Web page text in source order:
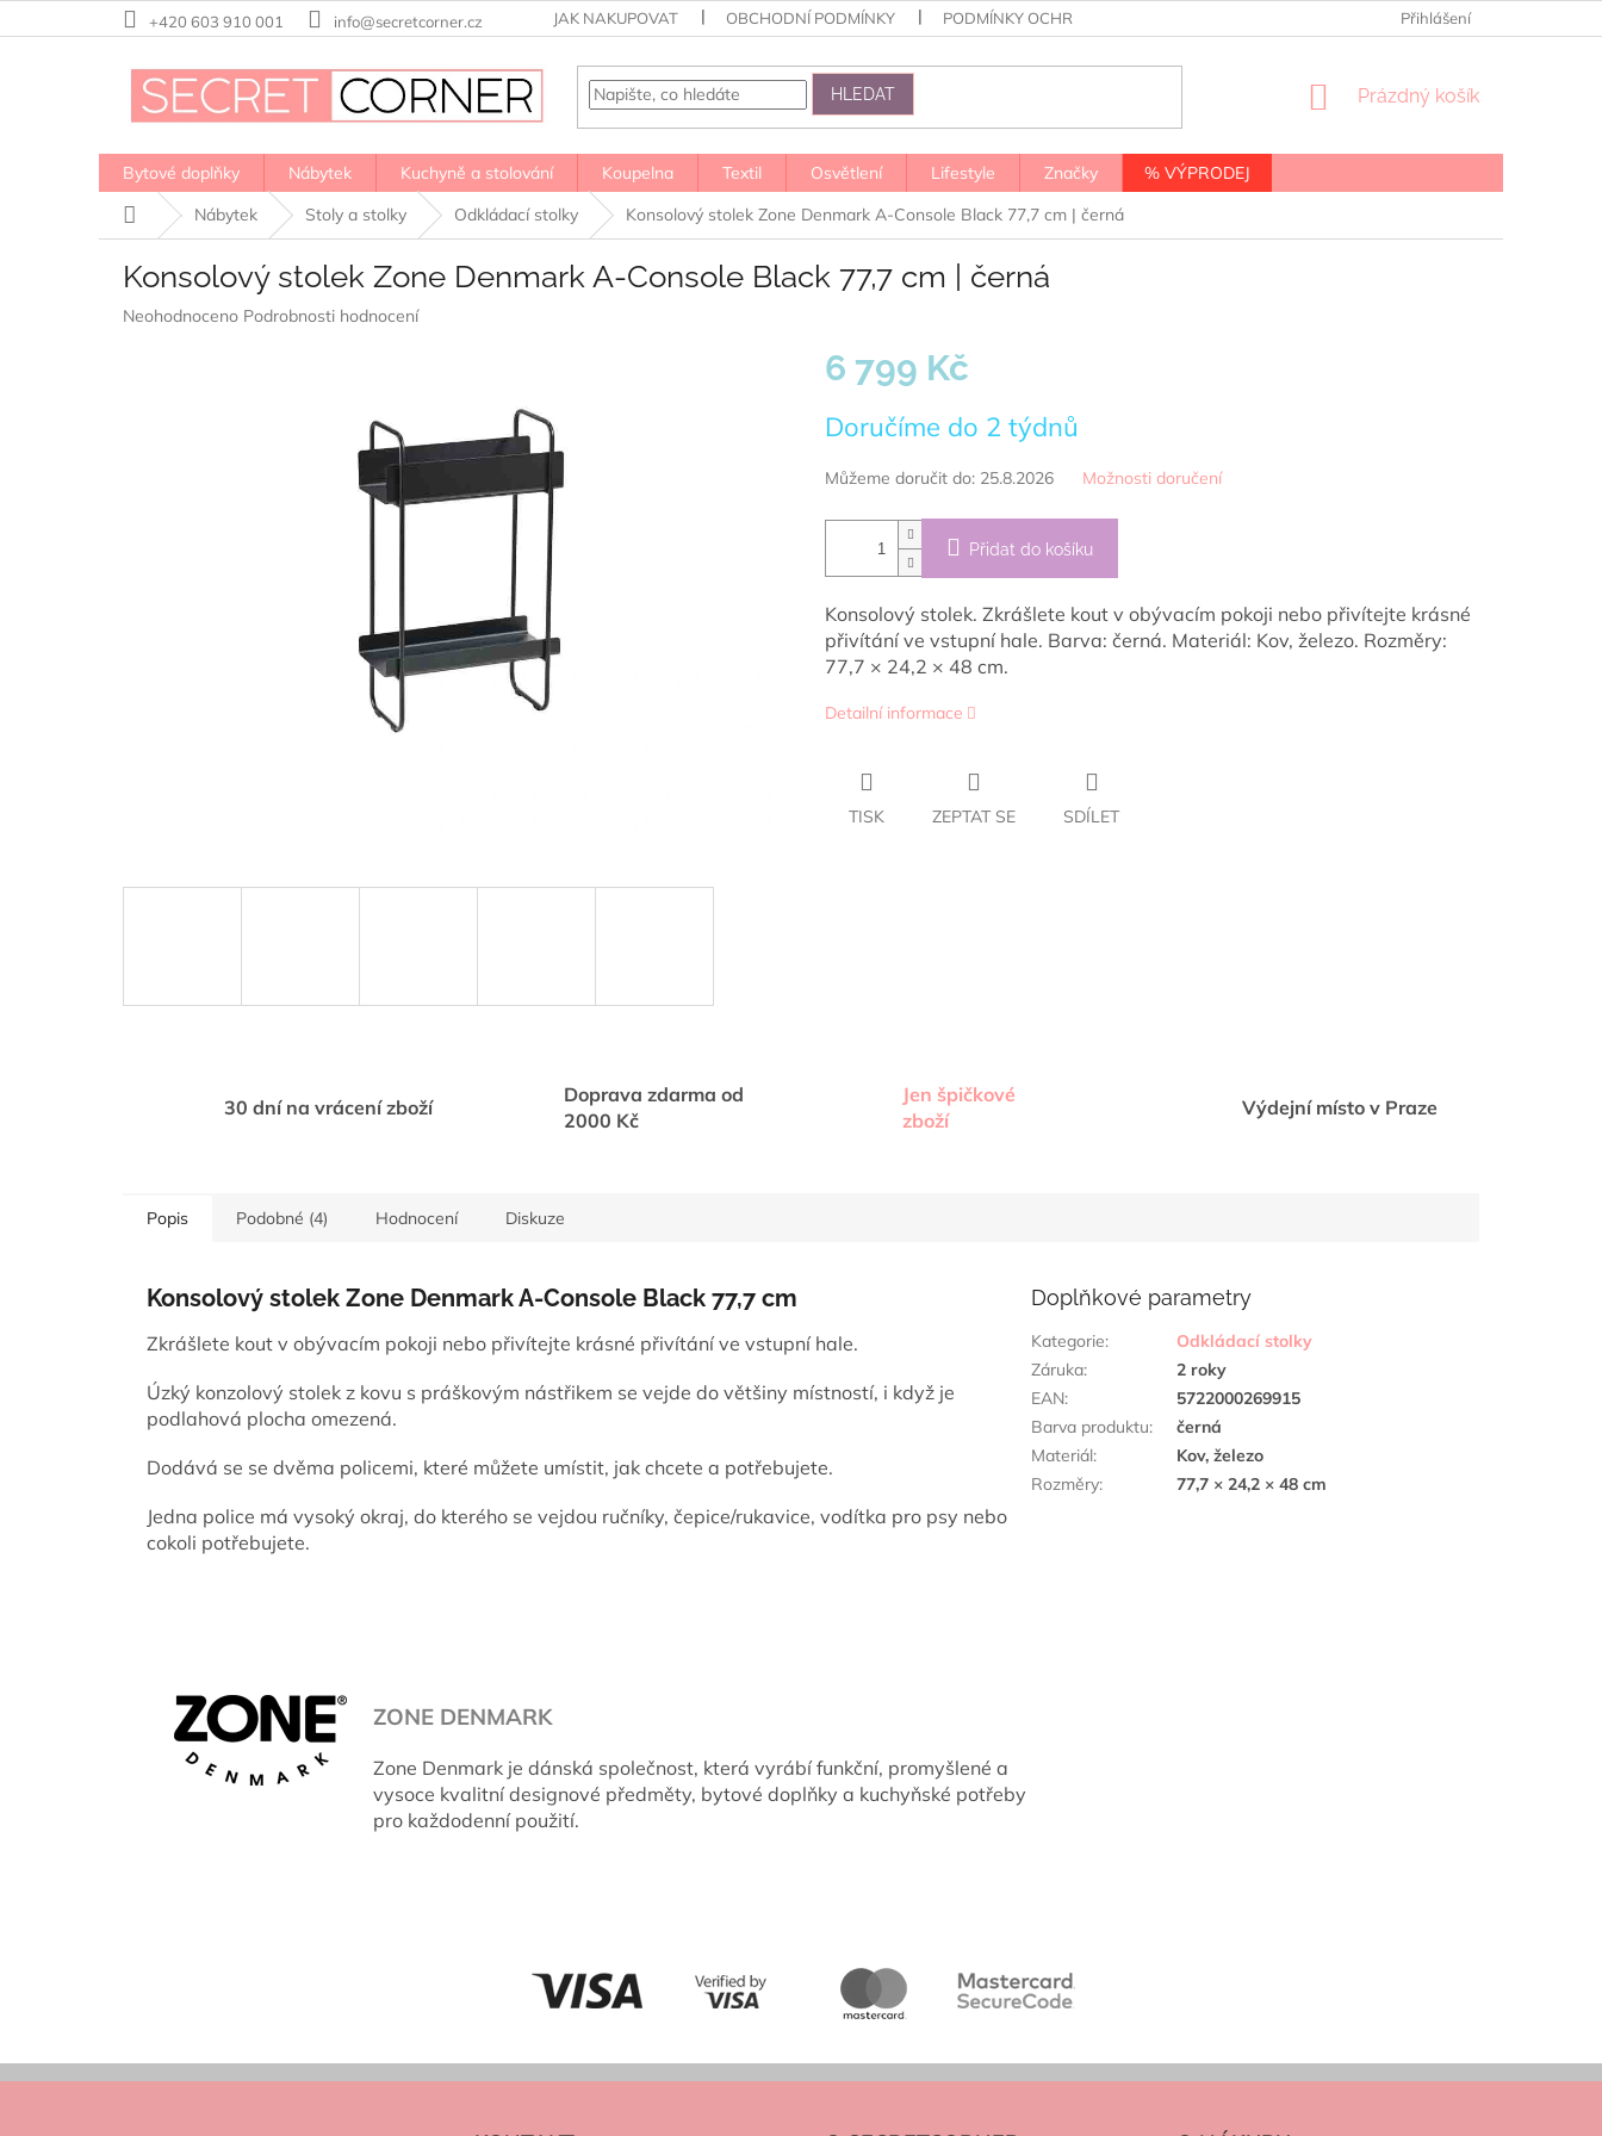
na
+420 603 910 001 info@secretcorner.cz JAK NAKUPOVAT OBCHODNÍ PODMÍNKY PODMÍNKY OCHRANY OSOBNÍCH ÚDAJŮ Přihlášení
HLEDAT
NÁKUPNÍ
Prázdný košík
Bytové doplňky Nábytek Kuchyně a stolování Koupelna Textil Osvětlení Lifestyle Značky
% VÝPRODEJ
Domů
Nábytek Stoly a stolky Odkládací stolky Konsolový stolek Zone Denmark A-Console Black 77,7 cm | černá
Konsolový stolek Zone Denmark A-Console Black 77,7 cm | černá
Průměrné
Neohodnoceno Podrobnosti hodnocení
6 799 Kč
cena:
Doručíme do 2 týdnů
Můžeme doručit do: 25.8.2026 Možnosti doručení
Přidat do košíku
Konsolový stolek. Zkrášlete kout v obývacím pokoji nebo přivítejte krásné
přivítání ve vstupní hale. Barva: černá. Materiál: Kov, železo. Rozměry:
77,7 × 24,2 × 48 cm.
Detailní informace
TISK ZEPTAT SE SDÍLET
30 dní na vrácení zboží
Doprava zdarma od
2000 Kč
Jen špičkové
zboží
Výdejní místo v Praze
Popis Podobné (4) Hodnocení Diskuze
Konsolový stolek Zone Denmark A-Console Black 77,7 cm
Zkrášlete kout v obývacím pokoji nebo přivítejte krásné přivítání ve vstupní hale.
Úzký konzolový stolek z kovu s práškovým nástřikem se vejde do většiny místností, i když je
podlahová plocha omezená.
Dodává se se dvěma policemi, které můžete umístit, jak chcete a potřebujete.
Jedna police má vysoký okraj, do kterého se vejdou ručníky, čepice/rukavice, vodítka pro psy nebo
cokoli potřebujete.
ZONE DENMARK
Zone Denmark je dánská společnost, která vyrábí funkční, promyšlené a
vysoce kvalitní designové předměty, bytové doplňky a kuchyňské potřeby
pro každodenní použití.
Doplňkové parametry
Kategorie:
Odkládací stolky
Záruka:
2 roky
EAN:
5722000269915
Barva produktu:
černá
Materiál:
Kov, železo
Rozměry: 77,7 × 24,2 × 48 cm